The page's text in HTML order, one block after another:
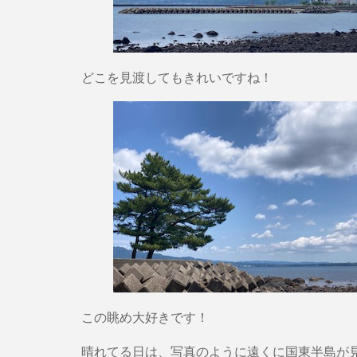
どこを見渡してもきれいですね！
この眺め大好きです！
晴れてる日は、写真のように遠くに国東半島が